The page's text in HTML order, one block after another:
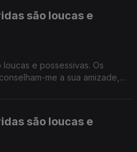
são loucas e
e possessivas. Os
me a sua amizade,
são loucas e